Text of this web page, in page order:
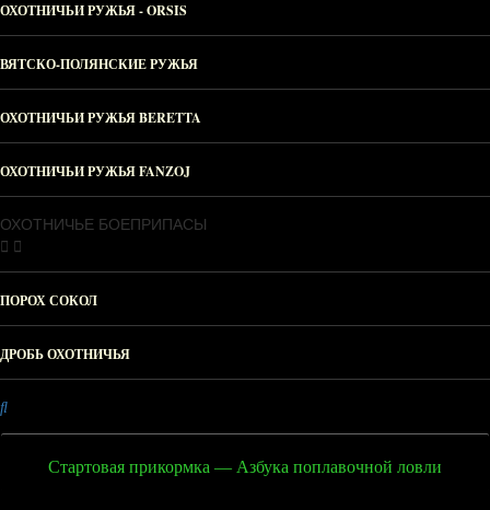
ОХОТНИЧЬИ РУЖЬЯ - ORSIS
ВЯТСКО-ПОЛЯНСКИЕ РУЖЬЯ
ОХОТНИЧЬИ РУЖЬЯ BERETTA
ОХОТНИЧЬИ РУЖЬЯ FANZOJ
ОХОТНИЧЬЕ БОЕПРИПАСЫ
ПОРОХ СОКОЛ
ДРОБЬ ОХОТНИЧЬЯ
Стартовая прикормка — Азбука поплавочной ловли